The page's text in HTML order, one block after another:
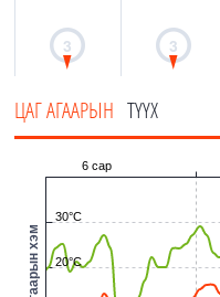
3 3
ЦАГ АГААРЫН ТҮҮХ